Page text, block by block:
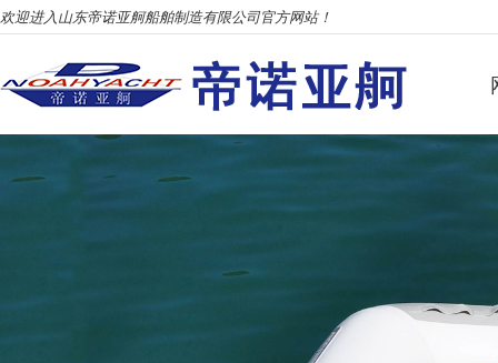
欢迎进入山东帝诺亚舸船舶制造有限公司官方网站！